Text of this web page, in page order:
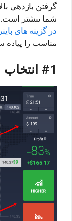
گرفتن بازدهی
شما بیشتر است.
در گزینه های
مناسب را پیاده
#1 انتخاب اندازه تجارت صحیح